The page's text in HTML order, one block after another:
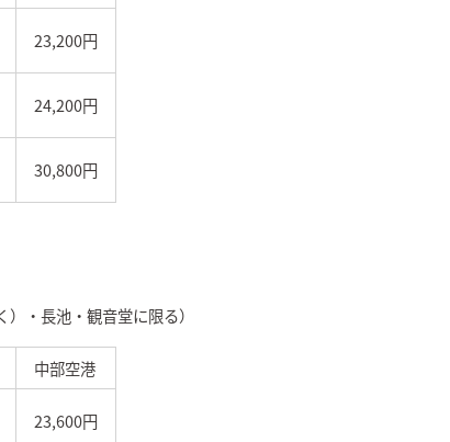
23,200円
24,200円
30,800円
・長池・観音堂に限る）
中部空港
23,600円